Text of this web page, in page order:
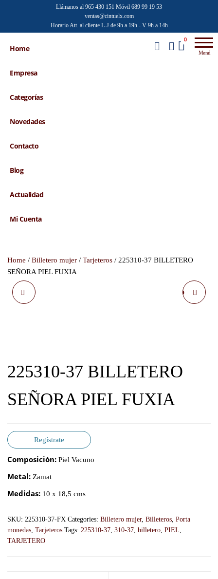
Llámanos al 965 430 151 Móvil 689 99 19 53
ventas@cintuelx.com
Horario Att. al cliente L-J de 9h a 19h - V 9h a 14h
Faraoni
por
de moda
0
Menú
Home
Empresa
Categorías
Novedades
Contacto
Blog
Actualidad
Mi Cuenta
Home / Billetero mujer / Tarjeteros / 225310-37 BILLETERO
SEÑORA PIEL FUXIA
225310-37 BILLETERO
225310-37 BILLETERO
SEÑORA PIEL FUXIA
Regístrate
Composición: Piel Vacuno
Metal: Zamat
Medidas: 10 x 18,5 cms
SKU: 225310-37-FX Categories: Billetero mujer, Billeteros, Porta
monedas, Tarjeteros Tags: 225310-37, 310-37, billetero, PIEL,
TARJETERO